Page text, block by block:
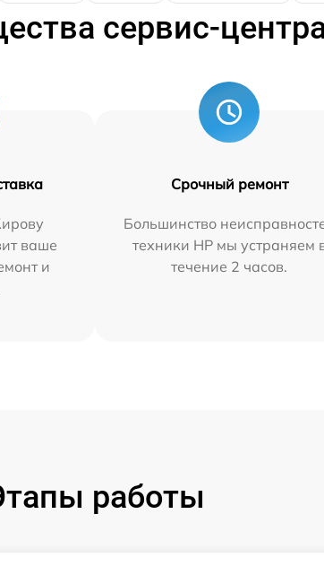
сервис-
ваше
и
Срочный ремонт
Большинство
техники HP мы устраняем
течение 2 часов.
работы